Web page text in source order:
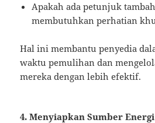
Apakah ada petunjuk
membutuhkan perhatian
Hal ini membantu penyedia
waktu pemulihan dan
mereka dengan lebih efektif.
4. Menyiapkan Sumber